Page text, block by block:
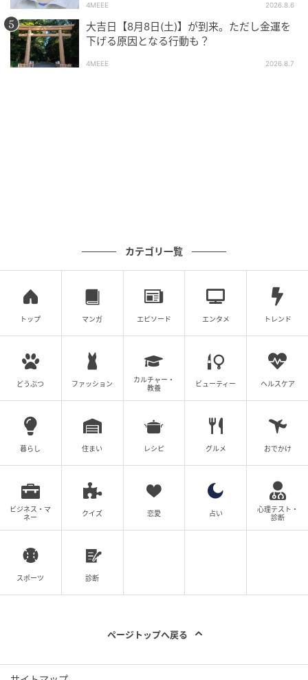
4MEEE 2026.8.6
大吉日【8月8日(土)】が到来。ただし金運を
下げる原因となる行動も？
4MEEE 2026.8.7
カテゴリ一覧
トップ マンガ エピソード エンタメ トレンド
どうぶつ ファッション
カルチャー・
教養
ビューティー ヘルスケア
暮らし 住まい レシピ グルメ おでかけ
ビジネス・マ
ネー
クイズ 恋愛 占い
心理テスト・
診断
スポーツ 診断
ページトップへ戻る